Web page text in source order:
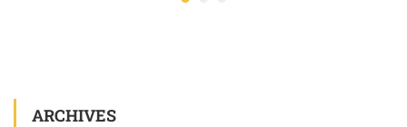
ARCHIVES